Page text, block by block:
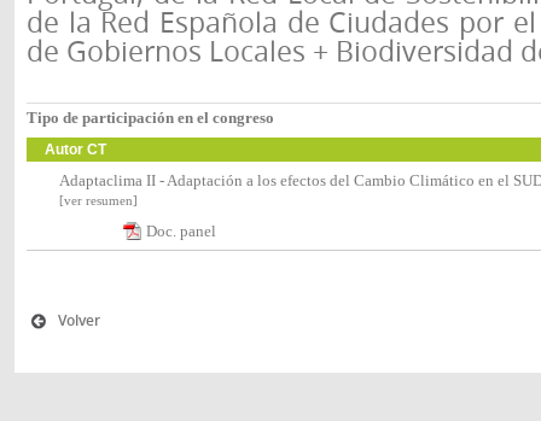
de la Red Española de Ciudades por
de Gobiernos Locales + Biodiversidad
Tipo de participación en el congreso
Autor CT
Adaptaclima II - Adaptación a los efectos del Cambio Climático en el
[ver resumen]
Doc. panel
Volver